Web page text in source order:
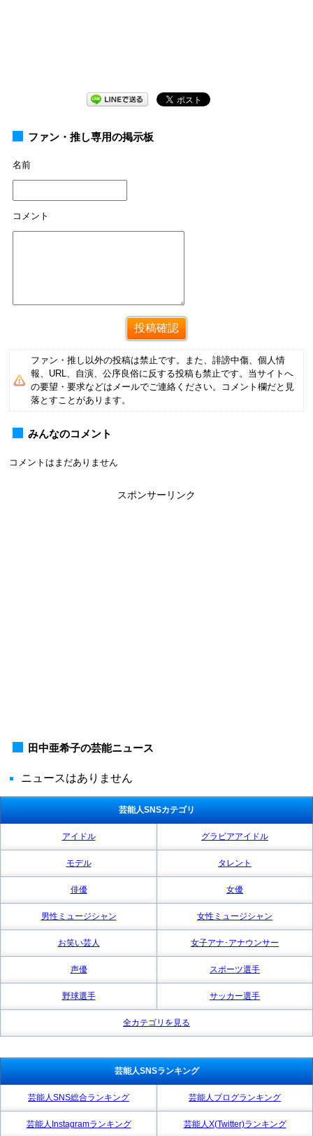
ファン・推し専用の掲示板
名前
コメント
ファン・推し以外の投稿は禁止です。また、誹謗中傷、個人情
報、URL、自演、公序良俗に反する投稿も禁止です。当サイトへ
の要望・要求などはメールでご連絡ください。コメント欄だと見
落とすことがあります。
みんなのコメント
コメントはまだありません
スポンサーリンク
田中亜希子の芸能ニュース
ニュースはありません
芸能人SNSカテゴリ
アイドル グラビアアイドル
モデル タレント
俳優 女優
男性ミュージシャン 女性ミュージシャン
お笑い芸人 女子アナ･アナウンサー
声優 スポーツ選手
野球選手 サッカー選手
全カテゴリを見る
芸能人SNSランキング
芸能人SNS総合ランキング 芸能人ブログランキング
芸能人Instagramランキング 芸能人X(Twitter)ランキング